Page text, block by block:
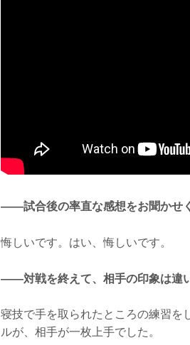
——試合後の率直な感想をお聞かせ
悔しいです。はい、悔しいです。
——対戦を終えて、相手の印象は違
寝技で手を取られたところの練習を
ルが、相手が一枚上手でした。